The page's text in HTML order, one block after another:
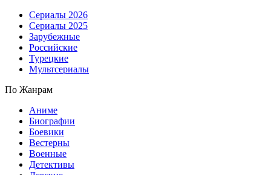
Сериалы 2026
Сериалы 2025
Зарубежные
Российские
Турецкие
Мультсериалы
По Жанрам
Аниме
Биографии
Боевики
Вестерны
Военные
Детективы